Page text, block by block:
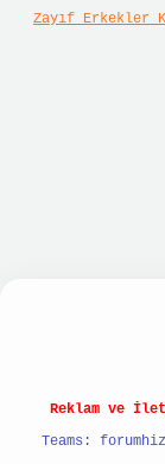
Zayıf Erkekler
Reklam ve
Teams: